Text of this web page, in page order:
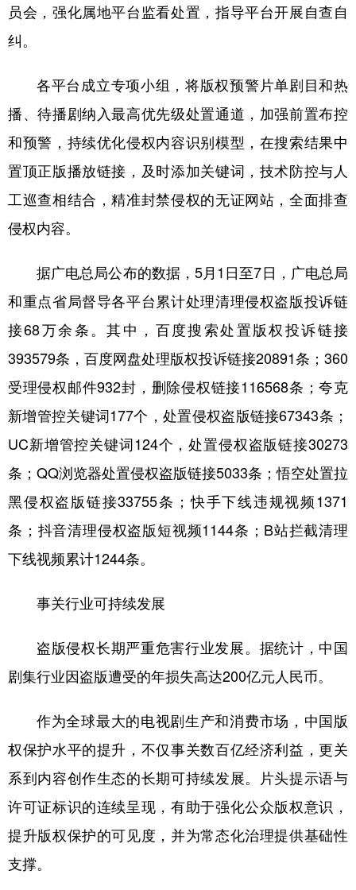
员会，强化属地平台监看处置，指导平台开展自查自
纠。
各平台成立专项小组，将版权预警片单剧目和热
播、待播剧纳入最高优先级处置通道，加强前置布控
和预警，持续优化侵权内容识别模型，在搜索结果中
置顶正版播放链接，及时添加关键词，技术防控与人
工巡查相结合，精准封禁侵权的无证网站，全面排查
侵权内容。
据广电总局公布的数据，5月1日至7日，广电总局
和重点省局督导各平台累计处理清理侵权盗版投诉链
接68万余条。其中，百度搜索处置版权投诉链接
393579条，百度网盘处理版权投诉链接20891条；360
受理侵权邮件932封，删除侵权链接116568条；夸克
新增管控关键词177个，处置侵权盗版链接67343条；
UC新增管控关键词124个，处置侵权盗版链接30273
条；QQ浏览器处置侵权盗版链接5033条；悟空处置拉
黑侵权盗版链接33755条；快手下线违规视频1371
条；抖音清理侵权盗版短视频1144条；B站拦截清理
下线视频累计1244条。
事关行业可持续发展
盗版侵权长期严重危害行业发展。据统计，中国
剧集行业因盗版遭受的年损失高达200亿元人民币。
作为全球最大的电视剧生产和消费市场，中国版
权保护水平的提升，不仅事关数百亿经济利益，更关
系到内容创作生态的长期可持续发展。片头提示语与
许可证标识的连续呈现，有助于强化公众版权意识，
提升版权保护的可见度，并为常态化治理提供基础性
支撑。